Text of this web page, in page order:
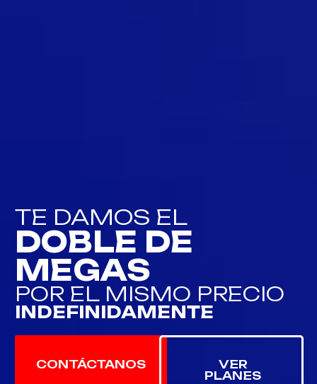
TE DAMOS EL
DOBLE DE
MEGAS
POR EL MISMO PRECIO
INDEFINIDAMENTE
CONTÁCTANOS
VER
PLANES